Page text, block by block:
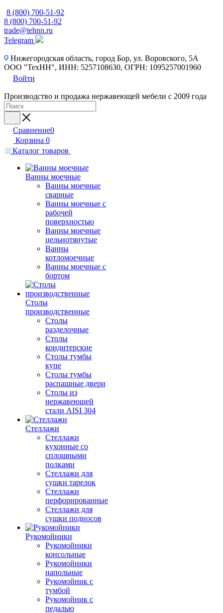
8 (800) 700-51-92
8 (800) 700-51-92
trade@tehnn.ru
Telegram
Нижегородская область, город Бор, ул. Воровского, 5А
ООО "ТехНН", ИНН: 5257108630, ОГРН: 1095257001960
Войти
Производство и продажа нержавеющей мебели с 2009 года
Сравнение0
Корзина 0
Каталог товаров
Ванны моечные
Ванны моечные
сварные
Ванны моечные с
рабочей
поверхностью
Ванны моечные
цельнотянутые
Ванны
котломоечные
Ванны моечные с
бортом
Столы
производственные
Столы
разделочные
Столы
кондитерские
Столы тумбы
купе
Столы тумбы
распашные двери
Столы из
нержавеющей
стали AISI 304
Стеллажи
Стеллажи
кухонные со
сплошными
полками
Стеллажи для
сушки тарелок
Стеллажи
перфорированные
Стеллажи для
сушки подносов
Рукомойники
Рукомойники
консольные
Рукомойники
напольные
Рукомойник с
тумбой
Рукомойник с
педалью